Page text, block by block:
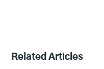
Related Articles